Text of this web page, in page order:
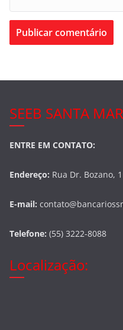
SEEB SANTA
ENTRE EM CONTATO:
Endereço: Rua Dr. Bozano,
E-mail:
Telefone: (55) 3222-8088
Localização: